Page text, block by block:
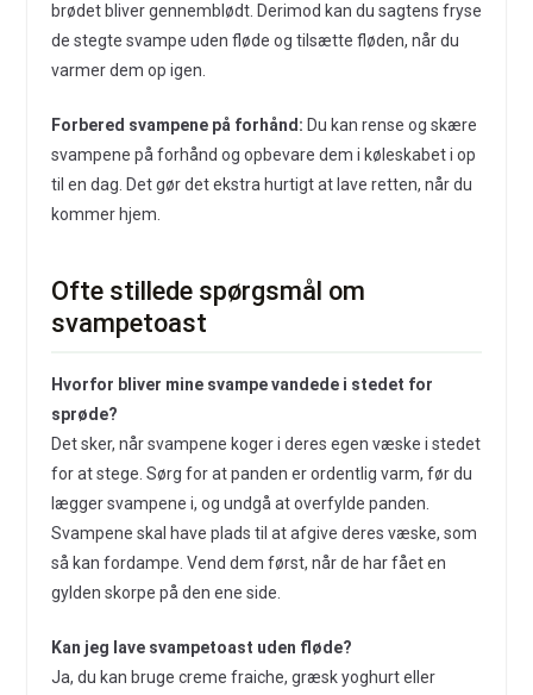
brødet bliver gennemblødt. Derimod kan du sagtens fryse
de stegte svampe uden fløde og tilsætte fløden, når du
varmer dem op igen.
Forbered svampene på forhånd: Du kan rense og skære
svampene på forhånd og opbevare dem i køleskabet i op
til en dag. Det gør det ekstra hurtigt at lave retten, når du
kommer hjem.
Ofte stillede spørgsmål om
svampetoast
Hvorfor bliver mine svampe vandede i stedet for
sprøde?
Det sker, når svampene koger i deres egen væske i stedet
for at stege. Sørg for at panden er ordentlig varm, før du
lægger svampene i, og undgå at overfylde panden.
Svampene skal have plads til at afgive deres væske, som
så kan fordampe. Vend dem først, når de har fået en
gylden skorpe på den ene side.
Kan jeg lave svampetoast uden fløde?
Ja, du kan bruge creme fraiche, græsk yoghurt eller